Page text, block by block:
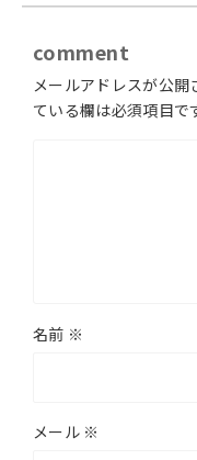
comment
メールアドレスが公開
ている欄は必須項目で
名前 ※
メール ※